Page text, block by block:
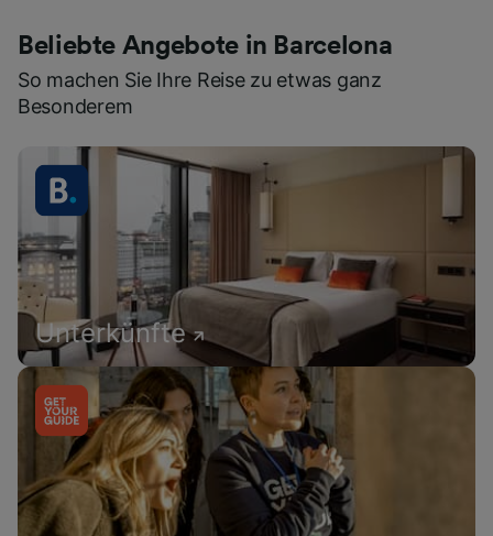
Beliebte Angebote in Barcelona
So machen Sie Ihre Reise zu etwas ganz
Besonderem
Unterkünfte